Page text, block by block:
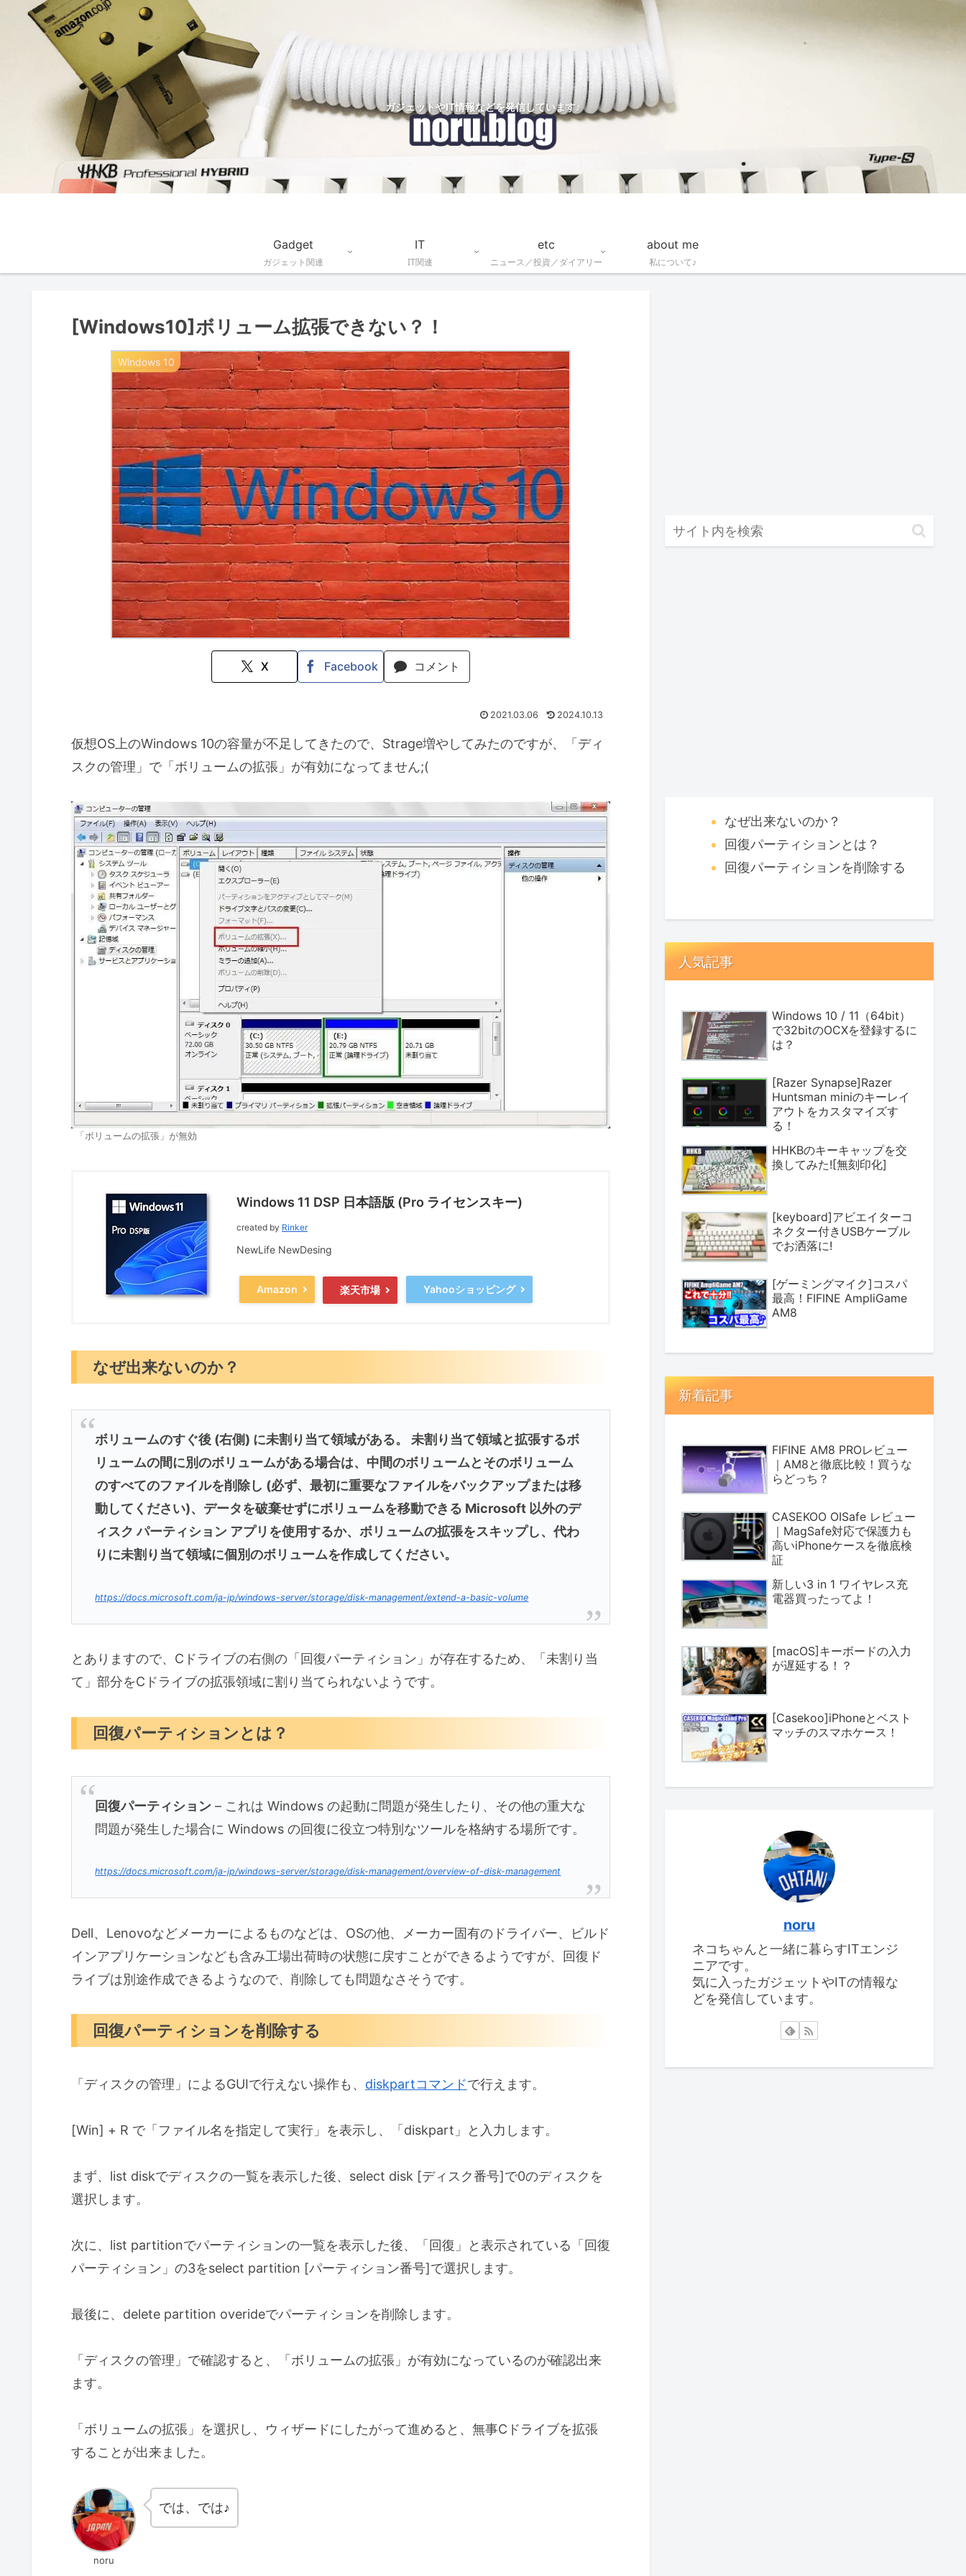
ガジェットやIT情報などを発信しています♪
Gadget
ガジェット関連
IT
IT関連
etc
ニュース／投資／ダイアリー
about me
私について♪
[Windows10]ボリューム拡張できない？！
Windows 10
X Facebook コメント
2021.03.06 2024.10.13
仮想OS上のWindows 10の容量が不足してきたので、Strage増やしてみたのですが、「ディ
スクの管理」で「ボリュームの拡張」が有効になってません;(
「ボリュームの拡張」が無効
Windows 11 DSP 日本語版 (Pro ライセンスキー)
created by Rinker
NewLife NewDesing
Amazon 楽天市場 Yahooショッピング
なぜ出来ないのか？
ボリュームのすぐ後 (右側) に未割り当て領域がある。 未割り当て領域と拡張するボ
リュームの間に別のボリュームがある場合は、中間のボリュームとそのボリューム
のすべてのファイルを削除し (必ず、最初に重要なファイルをバックアップまたは移
動してください)、データを破棄せずにボリュームを移動できる Microsoft 以外のデ
ィスク パーティション アプリを使用するか、ボリュームの拡張をスキップし、代わ
りに未割り当て領域に個別のボリュームを作成してください。
https://docs.microsoft.com/ja-jp/windows-server/storage/disk-management/extend-a-basic-volume
とありますので、Cドライブの右側の「回復パーティション」が存在するため、「未割り当
て」部分をCドライブの拡張領域に割り当てられないようです。
回復パーティションとは？
回復パーティション – これは Windows の起動に問題が発生したり、その他の重大な
問題が発生した場合に Windows の回復に役立つ特別なツールを格納する場所です。
https://docs.microsoft.com/ja-jp/windows-server/storage/disk-management/overview-of-disk-management
Dell、Lenovoなどメーカーによるものなどは、OSの他、メーカー固有のドライバー、ビルド
インアプリケーションなども含み工場出荷時の状態に戻すことができるようですが、回復ド
ライブは別途作成できるようなので、削除しても問題なさそうです。
回復パーティションを削除する
「ディスクの管理」によるGUIで行えない操作も、 diskpartコマンドで行えます。
[Win] + R で「ファイル名を指定して実行」を表示し、「diskpart」と入力します。
まず、list diskでディスクの一覧を表示した後、select disk [ディスク番号]で0のディスクを
選択します。
次に、list partitionでパーティションの一覧を表示した後、「回復」と表示されている「回復
パーティション」の3をselect partition [パーティション番号]で選択します。
最後に、delete partition overideでパーティションを削除します。
「ディスクの管理」で確認すると、「ボリュームの拡張」が有効になっているのが確認出来
ます。
「ボリュームの拡張」を選択し、ウィザードにしたがって進めると、無事Cドライブを拡張
することが出来ました。
noru
では、では♪
なぜ出来ないのか？
回復パーティションとは？
回復パーティションを削除する
人気記事
Windows 10 / 11（64bit）
で32bitのOCXを登録するに
は？
[Razer Synapse]Razer
Huntsman miniのキーレイ
アウトをカスタマイズす
る！
HHKBのキーキャップを交
換してみた![無刻印化]
[keyboard]アビエイターコ
ネクター付きUSBケーブル
でお洒落に!
[ゲーミングマイク]コスパ
最高！FIFINE AmpliGame
AM8
新着記事
FIFINE AM8 PROレビュー
｜AM8と徹底比較！買うな
らどっち？
CASEKOO OISafe レビュー
｜MagSafe対応で保護力も
高いiPhoneケースを徹底検
証
新しい3 in 1 ワイヤレス充
電器買ったってよ！
[macOS]キーボードの入力
が遅延する！？
[Casekoo]iPhoneとベスト
マッチのスマホケース！
noru
ネコちゃんと一緒に暮らすITエンジ
ニアです。
気に入ったガジェットやITの情報な
どを発信しています。